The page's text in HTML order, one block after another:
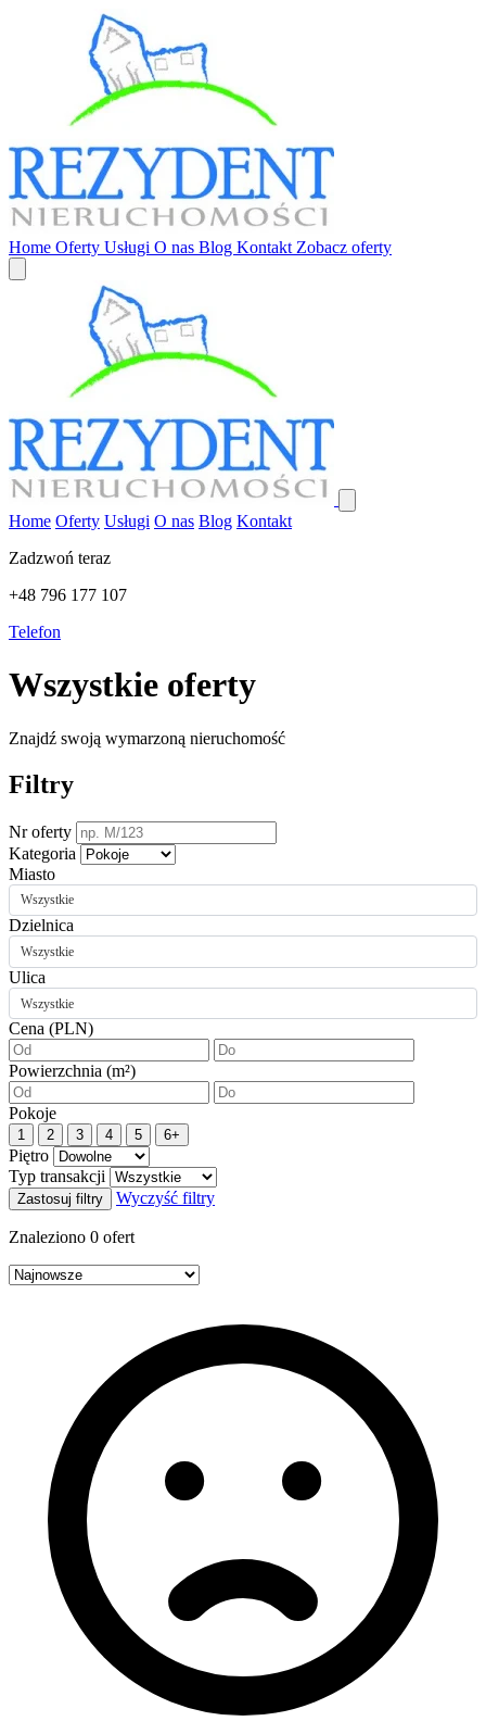
Home Oferty Usługi O nas Blog Kontakt Zobacz oferty
Home Oferty Usługi O nas Blog Kontakt
Zadzwoń teraz
+48 796 177 107
Telefon
Wszystkie oferty
Znajdź swoją wymarzoną nieruchomość
Filtry
Nr oferty
Kategoria
Miasto
Wszystkie
Dzielnica
Wszystkie
Ulica
Wszystkie
Cena (PLN)
Powierzchnia (m²)
Pokoje
1 2 3 4 5 6+
Piętro
Typ transakcji
Zastosuj filtry Wyczyść filtry
Znaleziono 0 ofert